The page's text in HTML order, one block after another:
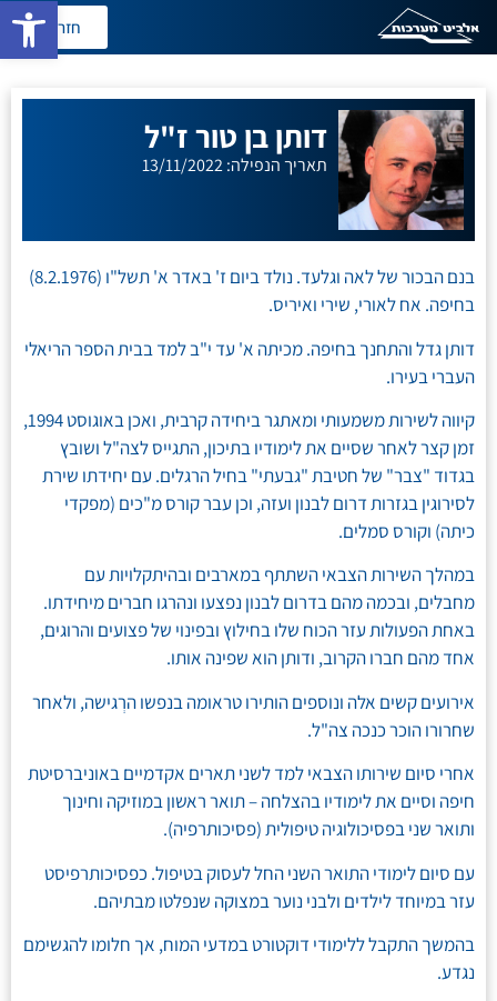
פתח חזרה
דותן בן טור ז"ל
תאריך הנפילה: 13/11/2022
בנם הבכור של לאה וגלעד. נולד ביום ז' באדר א' תשל"ו (8.2.1976)
בחיפה. אח לאורי, שירי ואיריס.
דותן גדל והתחנך בחיפה. מכיתה א' עד י"ב למד בבית הספר הריאלי
העברי בעירו.
קיווה לשירות משמעותי ומאתגר ביחידה קרבית, ואכן באוגוסט 1994,
זמן קצר לאחר שסיים את לימודיו בתיכון, התגייס לצה"ל ושובץ
בגדוד "צבר" של חטיבת "גבעתי" בחיל הרגלים. עם יחידתו שירת
לסירוגין בגזרות דרום לבנון ועזה, וכן עבר קורס מ"כים (מפקדי
כיתה) וקורס סמלים.
במהלך השירות הצבאי השתתף במארבים ובהיתקלויות עם
מחבלים, ובכמה מהם בדרום לבנון נפצעו ונהרגו חברים מיחידתו.
באחת הפעולות עזר הכוח שלו בחילוץ ובפינוי של פצועים והרוגים,
אחד מהם חברו הקרוב, ודותן הוא שפינה אותו.
אירועים קשים אלה ונוספים הותירו טראומה בנפשו הרְגישה, ולאחר
שחרורו הוכר כנכה צה"ל.
אחרי סיום שירותו הצבאי למד לשני תארים אקדמיים באוניברסיטת
חיפה וסיים את לימודיו בהצלחה – תואר ראשון במוזיקה וחינוך
ותואר שני בפסיכולוגיה טיפולית (פסיכותרפיה).
עם סיום לימודי התואר השני החל לעסוק בטיפול. כפסיכותרפיסט
עזר במיוחד לילדים ולבני נוער במצוקה שנפלטו מבתיהם.
בהמשך התקבל ללימודי דוקטורט במדעי המוח, אך חלומו להגשימם
נגדע.